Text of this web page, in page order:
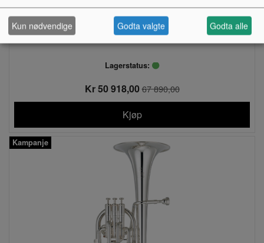
ALTHORN, YAMAHA YAH803
Lagerstatus:
Kr 50 918,0067 890,00
Kjøp
Kampanje
Kun nødvendige Godta valgte Godta alle